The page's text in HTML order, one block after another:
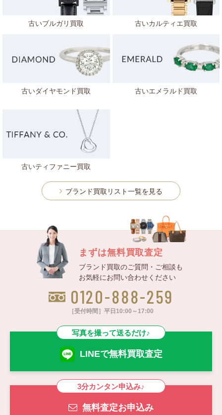
古いブルガリ買取 古いカルティエ買取
古いダイヤモンド買取 古いエメラルド買取
古いティファニー買取
ブランド買取リスト一覧を見る
まずは無料買取査定
ブランド買取のご質問・ご相談も
お気軽にお問い合わせください
0120-888-259
［受付時間］平日10:00～17:00
LINEで無料買取査定
写真を撮って送るだけ♪
無料査定お申込み
3分カンタン申込み♪